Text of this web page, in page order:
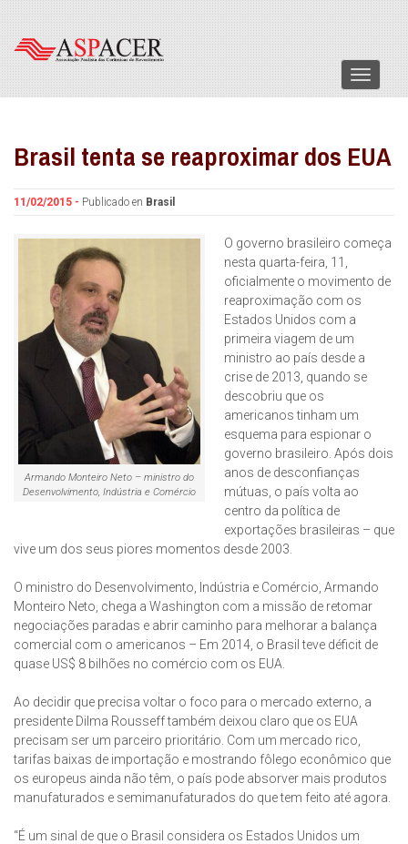
Menu
Brasil tenta se reaproximar dos EUA
11/02/2015 - Publicado en Brasil
Armando Monteiro Neto – ministro do
Desenvolvimento, Indústria e Comércio
O governo brasileiro começa
nesta quarta-feira, 11,
oficialmente o movimento de
reaproximação com os
Estados Unidos com a
primeira viagem de um
ministro ao país desde a
crise de 2013, quando se
descobriu que os
americanos tinham um
esquema para espionar o
governo brasileiro. Após dois
anos de desconfianças
mútuas, o país volta ao
centro da política de
exportações brasileiras – que
vive um dos seus piores momentos desde 2003.
O ministro do Desenvolvimento, Indústria e Comércio, Armando
Monteiro Neto, chega a Washington com a missão de retomar
negociações paradas e abrir caminho para melhorar a balança
comercial com o americanos – Em 2014, o Brasil teve déficit de
quase US$ 8 bilhões no comércio com os EUA.
Ao decidir que precisa voltar o foco para o mercado externo, a
presidente Dilma Rousseff também deixou claro que os EUA
precisam ser um parceiro prioritário. Com um mercado rico,
tarifas baixas de importação e mostrando fôlego econômico que
os europeus ainda não têm, o país pode absorver mais produtos
manufaturados e semimanufaturados do que tem feito até agora.
“É um sinal de que o Brasil considera os Estados Unidos um